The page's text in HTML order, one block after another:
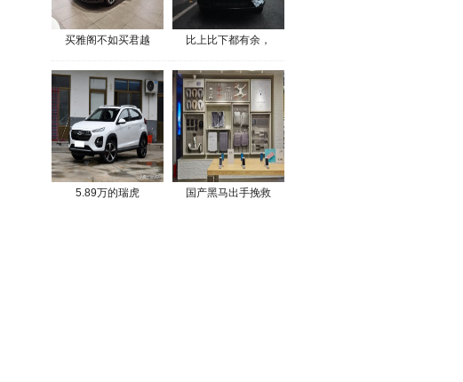
买雅阁不如买君越 比上比下都有余，
5.89万的瑞虎 国产黑马出手挽救